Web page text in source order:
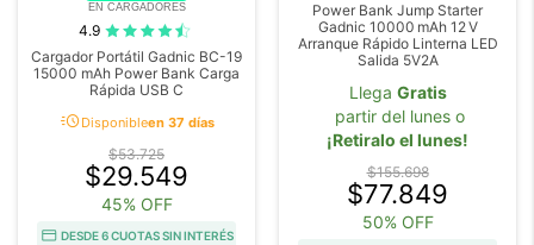
EN CARGADORES
4.9
Cargador Portátil Gadnic BC-19
15000 mAh Power Bank Carga
Rápida USB C
acuteDisponibleen 37 días
$53.725
$29.549
45% OFF
DESDE 6 CUOTAS SIN INTERÉS
Power Bank Jump Starter
Gadnic 10000 mAh 12 V
Arranque Rápido Linterna LED
Salida 5V2A
Llega Gratis
partir del lunes o
¡Retiralo el lunes!
$155.698
$77.849
50% OFF